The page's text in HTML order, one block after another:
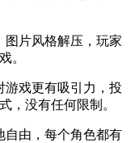
图片风格解压，玩家
。
游戏更有吸引力，投
，没有任何限制。
自由，每个角色都有